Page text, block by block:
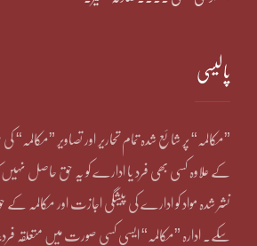
پالیسی
”مکالمہ“ پر شائع شدہ تمام تحاریر اور تصاویر
کے علاوہ کسی بھی فرد یا ادارے کو یہ حق حاصل نہیں
نشر شدہ مواد کو ادارے کی پیشگی اجازت اور مکالمہ کے
سکے۔ ادارہ ”مکالمہ“ ایسی کسی صورت میں متعلقہ